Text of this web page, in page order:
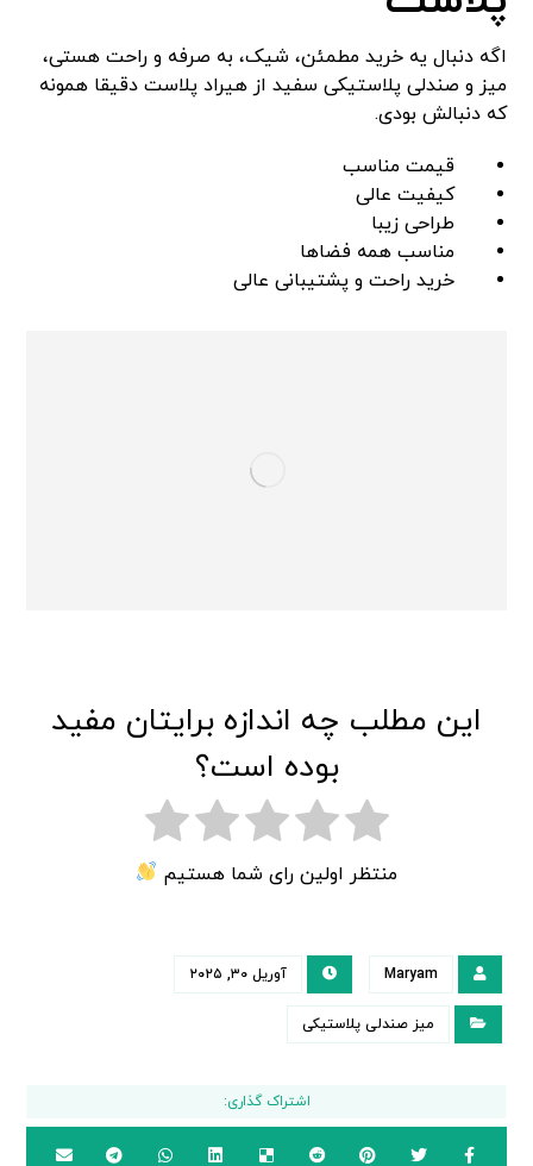
اگه دنبال یه خرید مطمئن، شیک، به صرفه و راحت هستی،
میز و صندلی پلاستیکی سفید از هیراد پلاست دقیقا همونه
که دنبالش بودی.
قیمت مناسب
کیفیت عالی
طراحی زیبا
مناسب همه فضاها
خرید راحت و پشتیبانی عالی
این مطلب چه اندازه برایتان مفید
بوده است؟
منتظر اولین رای شما هستیم
Maryam آوریل ۳۰, ۲۰۲۵
میز صندلی پلاستیکی